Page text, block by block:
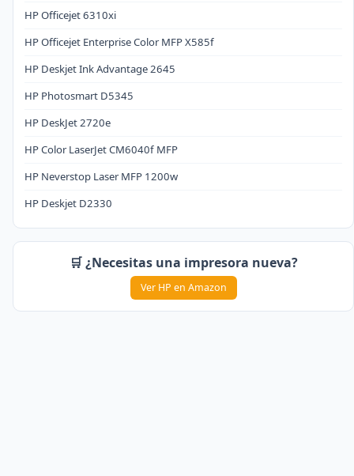
HP Officejet 6310xi
HP Officejet Enterprise Color MFP X585f
HP Deskjet Ink Advantage 2645
HP Photosmart D5345
HP DeskJet 2720e
HP Color LaserJet CM6040f MFP
HP Neverstop Laser MFP 1200w
HP Deskjet D2330
🛒 ¿Necesitas una impresora nueva?
Ver HP en Amazon